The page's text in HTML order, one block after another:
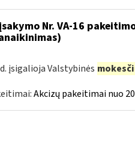
Nr. VA-16
įsigalioja Valstybinės
Akcizų pakeitimai nuo